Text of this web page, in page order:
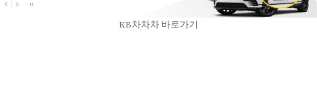
KB차차차 바로가기